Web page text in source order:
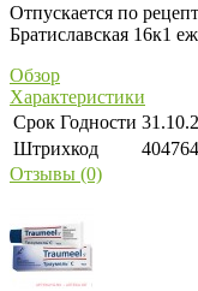
Отпускается по
Братиславская 16к1
Обзор
Характеристики
Срок Годности
Штрихкод
Отзывы (0)